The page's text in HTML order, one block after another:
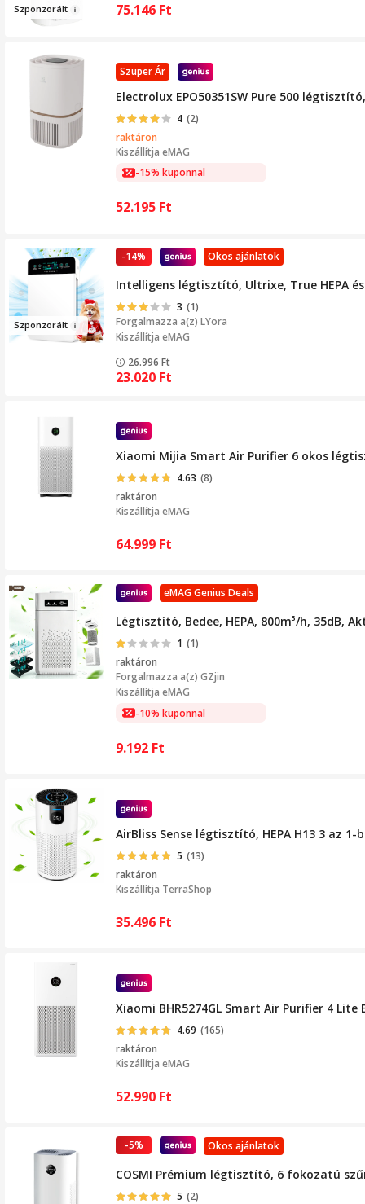
Szponzorált 75.146 Ft
Szuper Ár
Electrolux EPO50351SW Pure 500
4 (2)
raktáron
Kiszállítja eMAG
-15% kuponnal
52.195 Ft
Szponzorált
Okos ajánlatok
-14%
Intelligens légtisztító, Ultrixe, True HEPA
3 (1)
Forgalmazza a(z) LYora
Kiszállítja eMAG
26.996Ft
23.020 Ft
Xiaomi Mijia Smart Air Purifier 6 okos
4.63 (8)
raktáron
Kiszállítja eMAG
64.999 Ft
eMAG Genius Deals
Légtisztító, Bedee, HEPA, 800m³/h,
1 (1)
raktáron
Forgalmazza a(z) GZjin
Kiszállítja eMAG
-10% kuponnal
9.192 Ft
AirBliss Sense légtisztító, HEPA H13 3 az
5 (13)
raktáron
Kiszállítja TerraShop
35.496 Ft
Xiaomi BHR5274GL Smart Air Purifier 4
4.69 (165)
raktáron
Kiszállítja eMAG
52.990 Ft
Okos ajánlatok
-5%
COSMI Prémium légtisztító, 6 fokozatú
5 (2)